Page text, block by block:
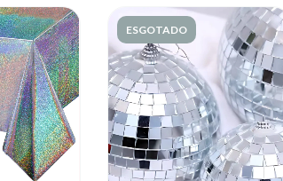
ESGOTADO